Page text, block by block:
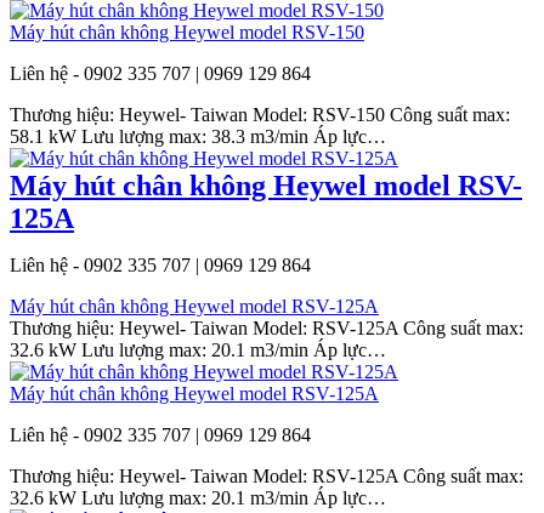
Máy hút chân không Heywel model RSV-150
Liên hệ - 0902 335 707 | 0969 129 864
Thương hiệu: Heywel- Taiwan Model: RSV-150 Công suất max:
58.1 kW Lưu lượng max: 38.3 m3/min Áp lực…
Máy hút chân không Heywel model RSV-
125A
Liên hệ - 0902 335 707 | 0969 129 864
Máy hút chân không Heywel model RSV-125A
Thương hiệu: Heywel- Taiwan Model: RSV-125A Công suất max:
32.6 kW Lưu lượng max: 20.1 m3/min Áp lực…
Máy hút chân không Heywel model RSV-125A
Liên hệ - 0902 335 707 | 0969 129 864
Thương hiệu: Heywel- Taiwan Model: RSV-125A Công suất max:
32.6 kW Lưu lượng max: 20.1 m3/min Áp lực…